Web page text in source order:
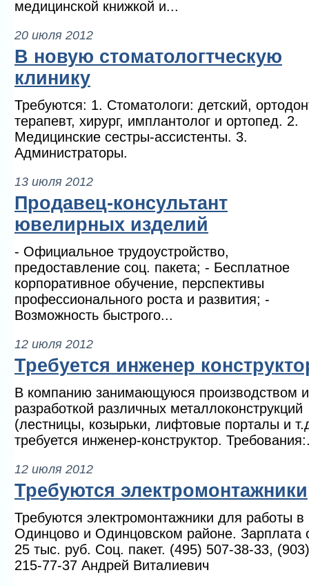
медицинской книжкой и...
20 июля 2012
В новую стоматологтческую
клинику
Требуются: 1. Стоматологи: детский,
терапевт, хирург, имплантолог и ортопед. 2.
Медицинские сестры-ассистенты. 3.
Администраторы.
13 июля 2012
Продавец-консультант
ювелирных изделий
- Официальное трудоустройство,
предоставление соц. пакета; - Бесплатное
корпоративное обучение, перспективы
профессионального роста и развития; -
Возможность быстрого...
12 июля 2012
Требуется инженер
В компанию занимающуюся производством и
разработкой различных металлоконструкций
(лестницы, козырьки, лифтовые порталы и
требуется инженер-конструктор.
12 июля 2012
Требуются электромонтажники
Требуются электромонтажники для работы в
Одинцово и Одинцовском районе. Зарплата
25 тыс. руб. Соц. пакет. (495) 507-38-33, (903)
215-77-37 Андрей Виталиевич